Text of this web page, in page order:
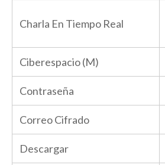
Charla En Tiempo Real
Ciberespacio (M)
Contraseña
Correo Cifrado
Descargar